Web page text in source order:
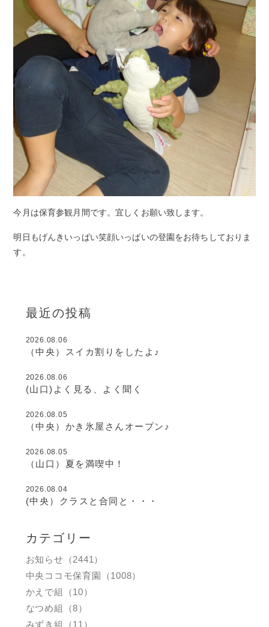
今月は保育参観月間です。宜しくお願い致します。
明日もげんきいっぱい笑顔いっぱいの登園をお待ちしておりま
す。
最近の投稿
2026.08.06
（中央）スイカ割りをしたよ♪
2026.08.06
(山口)よく見る、よく聞く
2026.08.05
（中央）かき氷屋さんオープン♪
2026.08.05
（山口）夏を満喫中！
2026.08.04
(中央）クラスと合同と・・・
カテゴリー
お知らせ（2441）
中央ココモ保育園（1008）
かえで組（10）
なつめ組（8）
みずき組（11）